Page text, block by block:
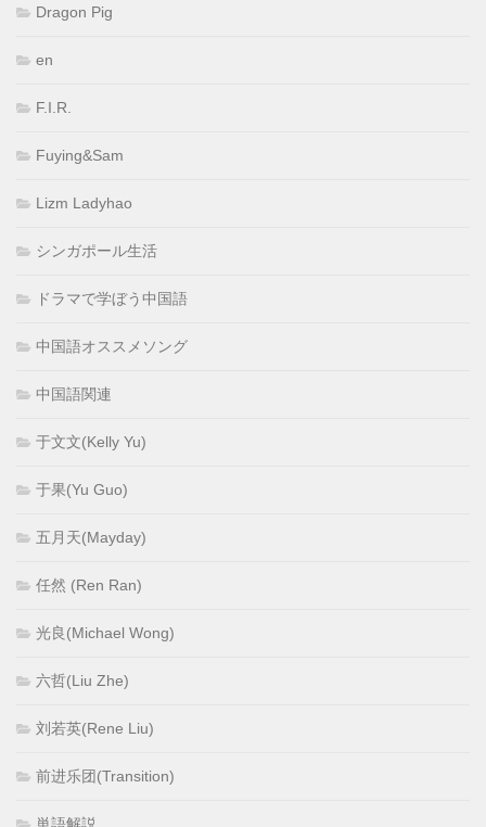
Dragon Pig
en
F.I.R.
Fuying&Sam
Lizm Ladyhao
シンガポール生活
ドラマで学ぼう中国語
中国語オススメソング
中国語関連
于文文(Kelly Yu)
于果(Yu Guo)
五月天(Mayday)
任然 (Ren Ran)
光良(Michael Wong)
六哲(Liu Zhe)
刘若英(Rene Liu)
前进乐团(Transition)